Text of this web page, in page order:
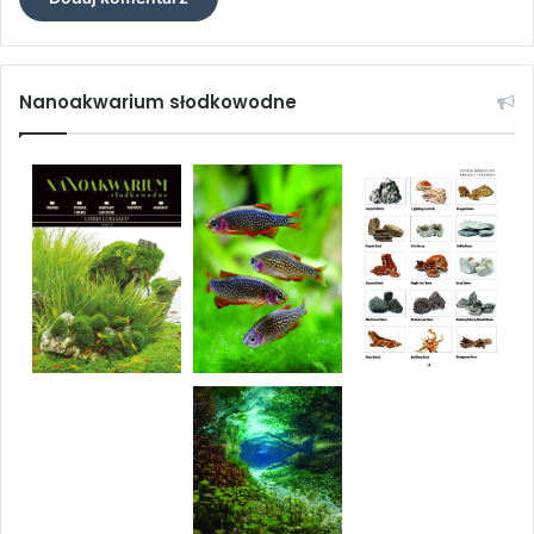
regularnych cotygodniowych podmianach ok. 20% wody w
Prawidłowe wykarmienie ślepczyków nie sprawia żadnych
trudności. W naturze ryby te żywią się planktonem i innymi
drobnymi bezkręgowcami unoszącymi się w toni
podziemnych wód. W akwarium również chętnie zjadają
żywy pokarm w postaci grubszego planktonu (rozwielitka,
oczlik), larw ochotki, szklarki, larw komara. Doskonale
przystosowują się też do mrożonek oraz do wszelkich
suchych pokarmów w płatkach lub granulkach. W ich
lokalizacji pomagają im znakomicie rozwinięte zmysły
węchu i smaku. Jeżeli trzymamy ślepczyki w akwarium
ogólnym z innymi rybami, należy dbać, aby widzący
towarzysze nie wyjadali im pokarmu. Dobrym
rozwiązaniem jest wtedy karmienie tych rybek w godzinę
po wieczornym wyłączeniu oświetlenia.
Nanoakwarium słodkowodne